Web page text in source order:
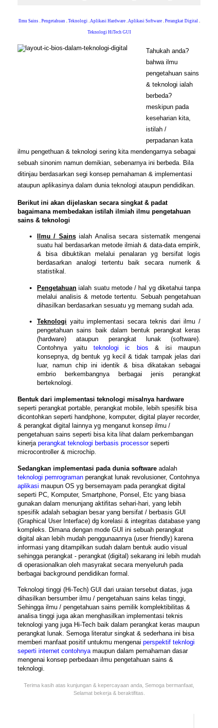
Ilmu Sains. Pengetahuan. Teknologi.Aplikasi Hardware.Aplikasi Software. Perangkat Digital.
Teknologi HiTech GUI
Tahukah anda?
bahwa ilmu
pengetahuan sains
& teknologi ialah
berbeda?
meskipun pada
keseharian kita,
istilah /
perpadanan kata
ilmu pengethuan & teknologi sering kita mendengarnya sebagai
sebuah sinonim namun demikian, sebenarnya ini berbeda. Bila
ditinjau berdasarkan segi konsep pemahaman & implementasi
ataupun aplikasinya dalam dunia teknologi ataupun pendidikan.
Berikut ini akan dijelaskan secara singkat & padat
bagaimana membedakan istilah ilmiah ilmu pengetahuan
sains & teknologi
Ilmu / Sainsialah Analisa secara sistematik mengenai
suatu hal berdasarkan metode ilmiah & data-data empirik,
& bisa dibuktikan melalui penalaran yg bersifat logis
berdasarkan analogi tertentu baik secara numerik &
statistikal.
Pengetahuan ialah suatu metode / hal yg diketahui tanpa
melalui analisis & metode tertentu. Sebuah pengetahuan
dihasilkan berdasarkan sesuatu yg memang sudah ada.
Teknologi yaitu implementasi secara teknis dari ilmu /
pengetahuan sains baik dalam bentuk perangkat keras
(hardware) ataupun perangkat lunak (software).
Contohnya yaituteknologi ic bios & isi maupun
konsepnya, dg bentuk yg kecil & tidak tampak jelas dari
luar, namun chip ini identik & bisa dikatakan sebagai
embrio berkembangnya berbagai jenis perangkat
berteknologi.
Bentuk dari implementasi teknologi misalnya hardware
seperti perangkat portable, perangkat mobile, lebih spesifik bisa
dicontohkan seperti handphone, komputer, digital player recorder,
& perangkat digital lainnya yg menganut konsep ilmu /
pengetahuan sains seperti bisa kita lihat dalam perkembangan
kinerja perangkat teknologi berbasis processorseperti
microcontroller & microchip.
Sedangkan implementasi pada dunia software adalah
teknologi pemrograman perangkat lunak revolusioner, Contohnya
aplikasi maupun OS yg bersemayam pada perangkat digital
seperti PC, Komputer, Smartphone, Ponsel, Etc yang biasa
gunakan dalam menunjang aktifitas sehari-hari, yang lebih
spesifik adalah sebagian besar yang bersifat / berbasis GUI
(Graphical User Interface) dg korelasi & integritas database yang
kompleks. Dimana dengan mode GUI ini sebuah perangkat
digital akan lebih mudah penggunaannya (user friendly) karena
informasi yang ditampilkan sudah dalam bentuk audio visual
sehingga perangkat - perangkat (digital) sekarang ini lebih mudah
di operasionalkan oleh masyrakat secara menyeluruh pada
berbagai background pendidikan formal.
Teknologi tinggi (Hi-Tech) GUI dari uraian tersebut diatas, juga
dihasilkan bersumber ilmu / pengetahuan sains kelas tinggi,
Sehingga ilmu / pengetahuan sains pemilik komplektibilitas &
analisa tinggi juga akan menghasilkan implementasi teknis
teknologi yang juga Hi-Tech baik dalam perangkat keras maupun
perangkat lunak. Semoga literatur singkat & sederhana ini bisa
memberi manfaat positif untukmu mengenai perspektif teknlogi
seperti internet contohnyamaupun dalam pemahaman dasar
mengenai konsep perbedaan ilmu pengetahuan sains &
teknologi.
Terima kasih atas kunjungan & kepercayaan anda, Semoga bermanfaat,
Selamat bekerja & beraktifitas.